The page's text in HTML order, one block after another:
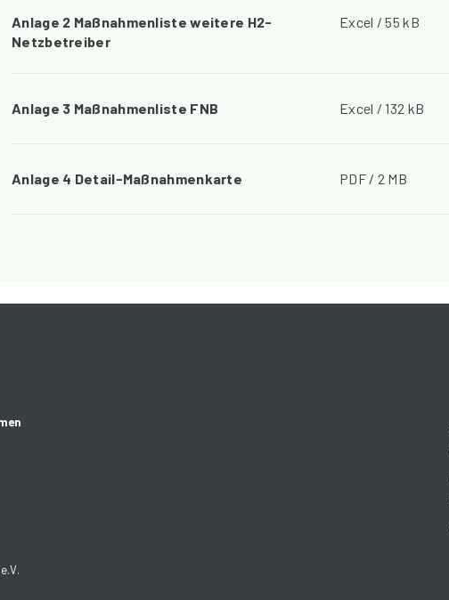
Anlage 2 Maßnahmenliste weitere H2-
Netzbetreiber
Excel / 55 kB
Anlage 3 Maßnahmenliste FNB Excel / 132 kB
Anlage 4 Detail-Maßnahmenkarte PDF / 2 MB